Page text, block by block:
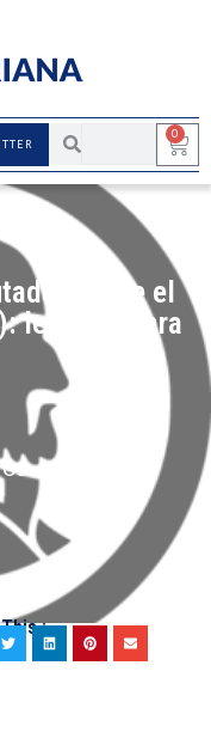
0
sobre el
lecturas para
: